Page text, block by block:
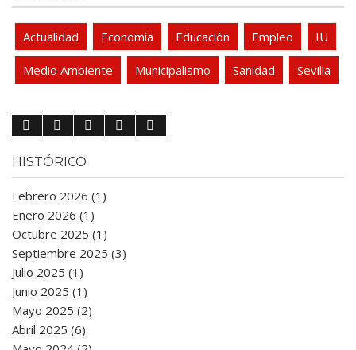
Actualidad Economía Educación Empleo IU
Medio Ambiente Municipalismo Sanidad Sevilla
HISTÓRICO
Febrero 2026 (1)
Enero 2026 (1)
Octubre 2025 (1)
Septiembre 2025 (3)
Julio 2025 (1)
Junio 2025 (1)
Mayo 2025 (2)
Abril 2025 (6)